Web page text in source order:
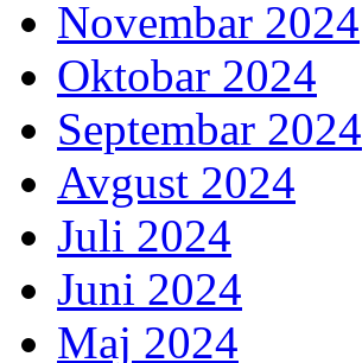
Novembar 2024
Oktobar 2024
Septembar 2024
Avgust 2024
Juli 2024
Juni 2024
Maj 2024